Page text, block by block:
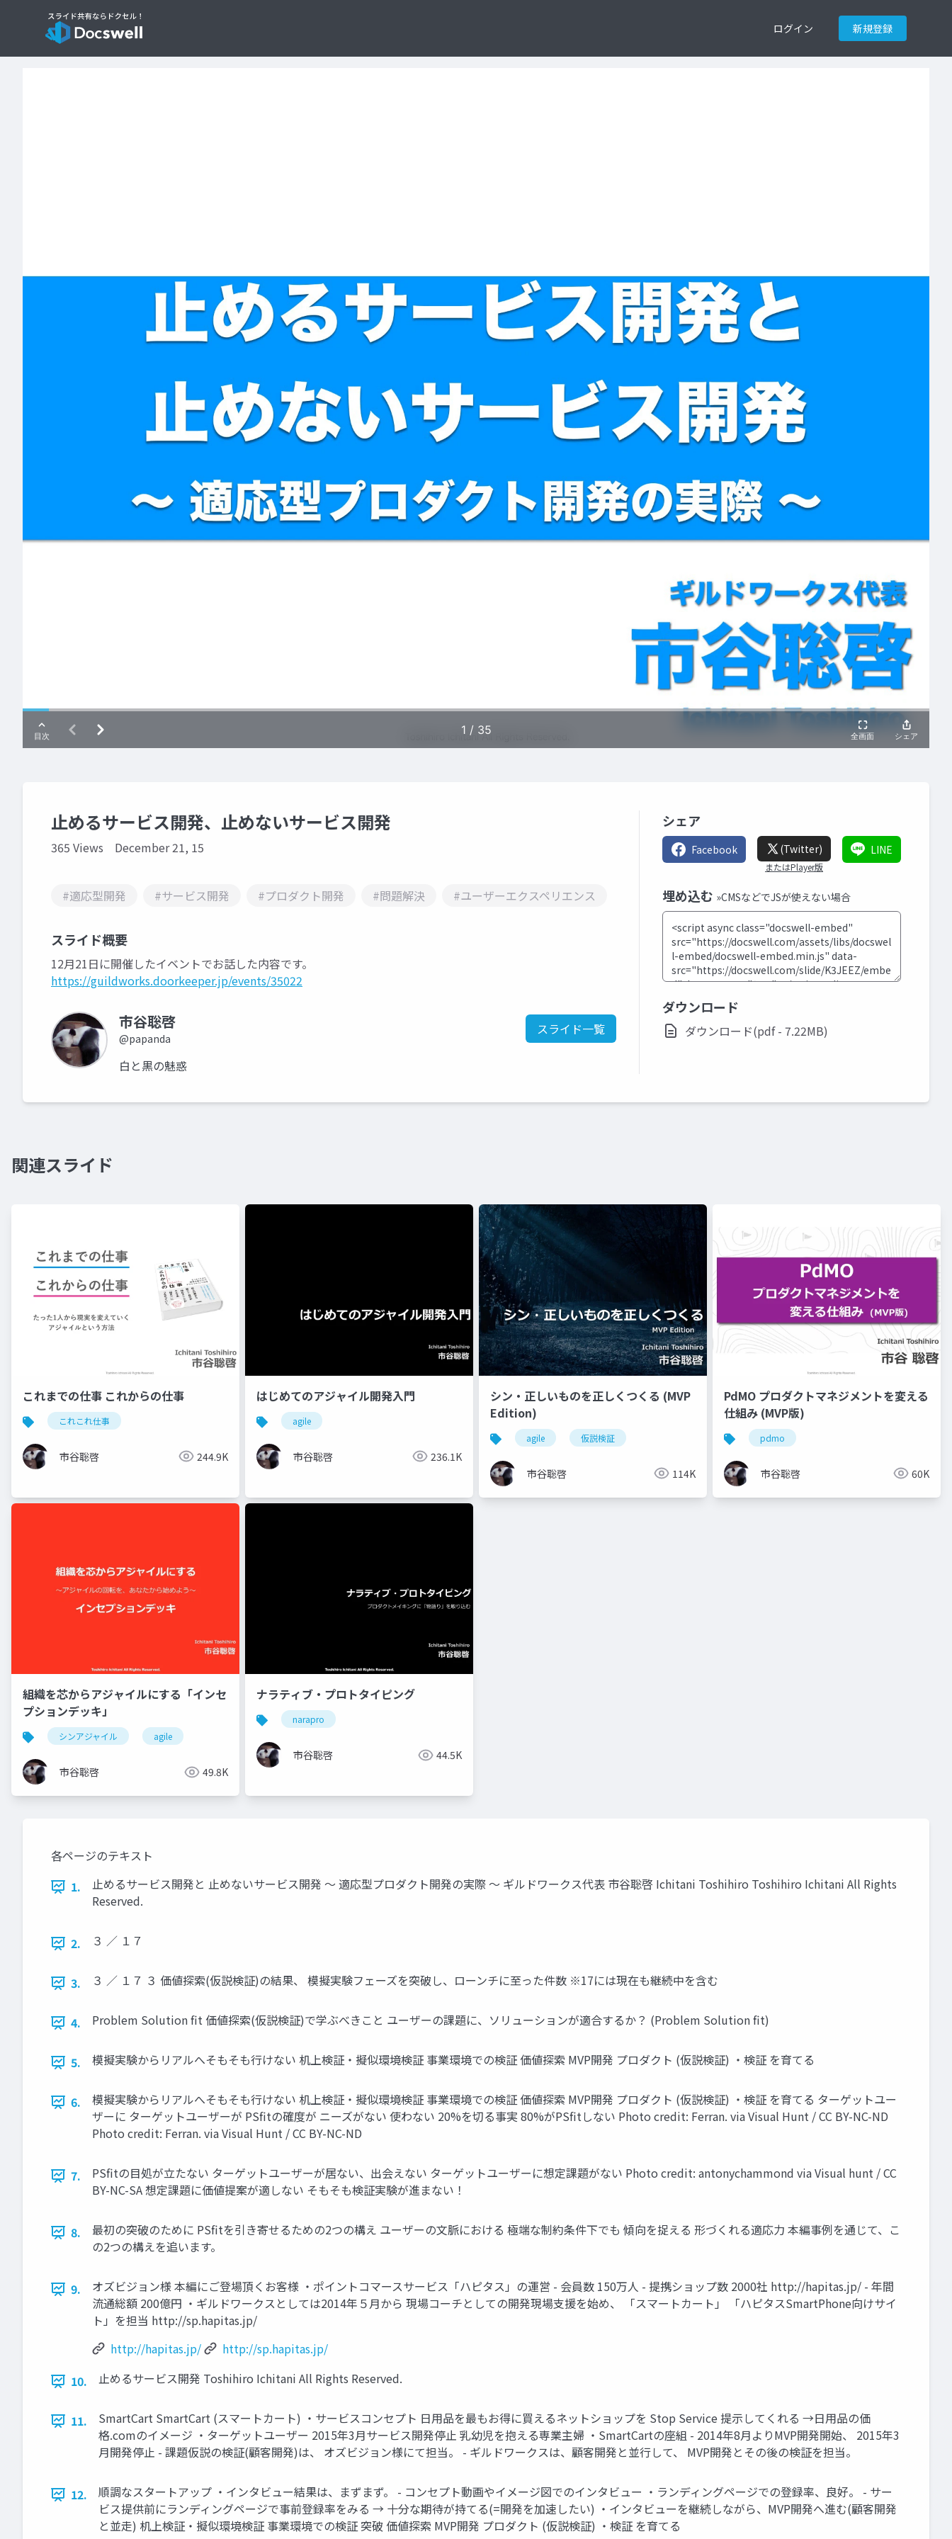
ログイン 新規登録
止めるサービス開発、止めないサービス開発
365 Views December 21, 15
#適応型開発 #サービス開発 #プロダクト開発 #問題解決 #ユーザーエクスペリエンス
スライド概要
12月21日に開催したイベントでお話した内容です。
https://guildworks.doorkeeper.jp/events/35022
市谷聡啓
@papanda
スライド一覧
白と黒の魅惑
シェア
Facebook (Twitter)
またはPlayer版
LINE
埋め込む »CMSなどでJSが使えない場合
ダウンロード
ダウンロード(pdf - 7.22MB)
関連スライド
これまでの仕事 これからの仕事
これこれ仕事
市谷聡啓 244.9K
はじめてのアジャイル開発入門
agile
市谷聡啓 236.1K
シン・正しいものを正しくつくる (MVP
Edition)
agile 仮説検証
市谷聡啓 114K
PdMO プロダクトマネジメントを変える
仕組み (MVP版)
pdmo
市谷聡啓 60K
組織を芯からアジャイルにする「インセ
プションデッキ」
シンアジャイル agile
市谷聡啓 49.8K
ナラティブ・プロトタイピング
narapro
市谷聡啓 44.5K
各ページのテキスト
1.
止めるサービス開発と 止めないサービス開発 〜 適応型プロダクト開発の実際 〜 ギルドワークス代表 市谷聡啓 Ichitani Toshihiro Toshihiro Ichitani All Rights
Reserved.
2. ３ ／ １７
3. ３ ／ １７ ３ 価値探索(仮説検証)の結果、 模擬実験フェーズを突破し、ローンチに至った件数 ※17には現在も継続中を含む
4. Problem Solution fit 価値探索(仮説検証)で学ぶべきこと ユーザーの課題に、ソリューションが適合するか？ (Problem Solution ﬁt)
5. 模擬実験からリアルへそもそも行けない 机上検証・擬似環境検証 事業環境での検証 価値探索 MVP開発 プロダクト (仮説検証) ・検証 を育てる
6.
模擬実験からリアルへそもそも行けない 机上検証・擬似環境検証 事業環境での検証 価値探索 MVP開発 プロダクト (仮説検証) ・検証 を育てる ターゲットユー
ザーに ターゲットユーザーが PSﬁtの確度が ニーズがない 使わない 20%を切る事実 80%がPSﬁtしない Photo credit: Ferran. via Visual Hunt / CC BY-NC-ND
Photo credit: Ferran. via Visual Hunt / CC BY-NC-ND
7.
PSfitの目処が立たない ターゲットユーザーが居ない、出会えない ターゲットユーザーに想定課題がない Photo credit: antonychammond via Visual hunt / CC
BY-NC-SA 想定課題に価値提案が適しない そもそも検証実験が進まない！
8.
最初の突破のために PSﬁtを引き寄せるための2つの構え ユーザーの文脈における 極端な制約条件下でも 傾向を捉える 形づくれる適応力 本編事例を通じて、こ
の2つの構えを追います。
9.
オズビジョン様 本編にご登場頂くお客様 ・ポイントコマースサービス「ハピタス」の運営 - 会員数 150万人 - 提携ショップ数 2000社 http://hapitas.jp/ - 年間
流通総額 200億円 ・ギルドワークスとしては2014年５月から 現場コーチとしての開発現場支援を始め、 「スマートカート」 「ハピタスSmartPhone向けサイ
ト」を担当 http://sp.hapitas.jp/
http://hapitas.jp/
http://sp.hapitas.jp/
10.
止めるサービス開発 Toshihiro Ichitani All Rights Reserved.
11.
SmartCart SmartCart (スマートカート) ・サービスコンセプト 日用品を最もお得に買えるネットショップを Stop Service 提示してくれる →日用品の価
格.comのイメージ ・ターゲットユーザー 2015年3月サービス開発停止 乳幼児を抱える専業主婦 ・SmartCartの座組 - 2014年8月よりMVP開発開始、 2015年3
月開発停止 - 課題仮説の検証(顧客開発)は、 オズビジョン様にて担当。 - ギルドワークスは、顧客開発と並行して、 MVP開発とその後の検証を担当。
12.
順調なスタートアップ ・インタビュー結果は、まずまず。 - コンセプト動画やイメージ図でのインタビュー ・ランディングページでの登録率、良好。 - サー
ビス提供前にランディングページで事前登録率をみる → 十分な期待が持てる(=開発を加速したい) ・インタビューを継続しながら、MVP開発へ進む(顧客開発
と並走) 机上検証・擬似環境検証 事業環境での検証 突破 価値探索 MVP開発 プロダクト (仮説検証) ・検証 を育てる